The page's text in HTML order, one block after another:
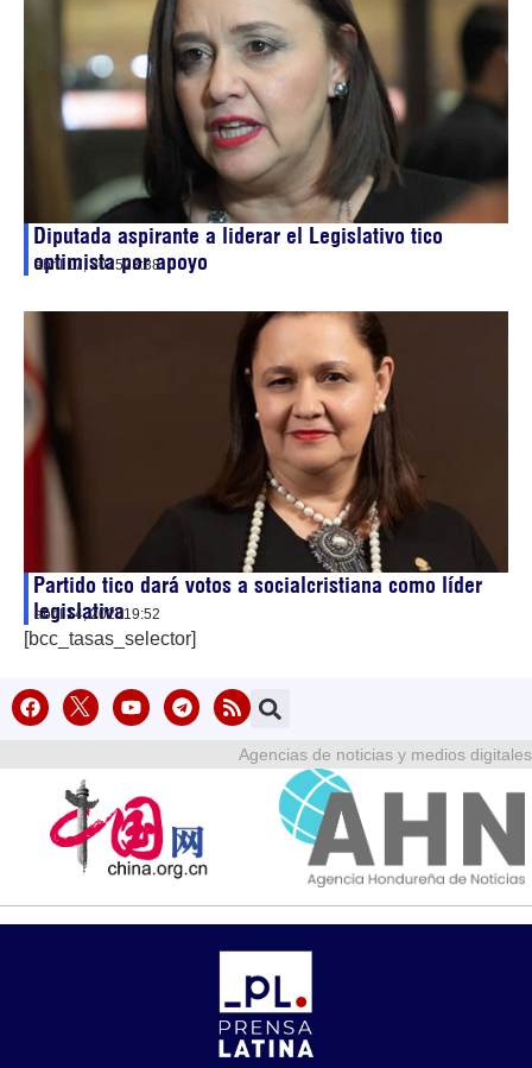
Diputada aspirante a liderar el Legislativo tico
optimista por apoyo
abril 17, 202523:38
Partido tico dará votos a socialcristiana como líder
legislativa
abril 14, 202519:52
[bcc_tasas_selector]
Agencias de noticias y medios digitales